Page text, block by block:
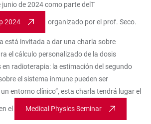
de 2024 como parte delT
2024 organizado por el prof. Seco.
está invitada a dar una charla sobre
el cálculo personalizado de la dosis
radioterapia: la estimación del segundo
el sistema inmune pueden ser
entorno clínico”, esta charla tendrá lugar el
el Medical Physics Seminar